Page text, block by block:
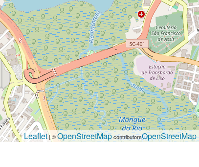
Leaflet| ©OpenStreetMapcontributorsOpenStreetMap